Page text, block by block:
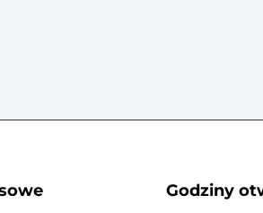
Godziny